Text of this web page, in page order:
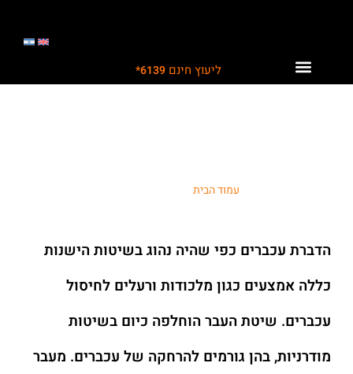
ליעוץ חינם6139*
עמוד הבית
הדברת עכברים כפי שהיה נהוג בשיטות הישנות
כללה אמצעים כגון מלכודות ורעלים לחיסול
עכברים. שיטת העבר הוחלפה כיום בשיטות
מודרניות, בהן גורמים להרחקה של עכברים. מעבר